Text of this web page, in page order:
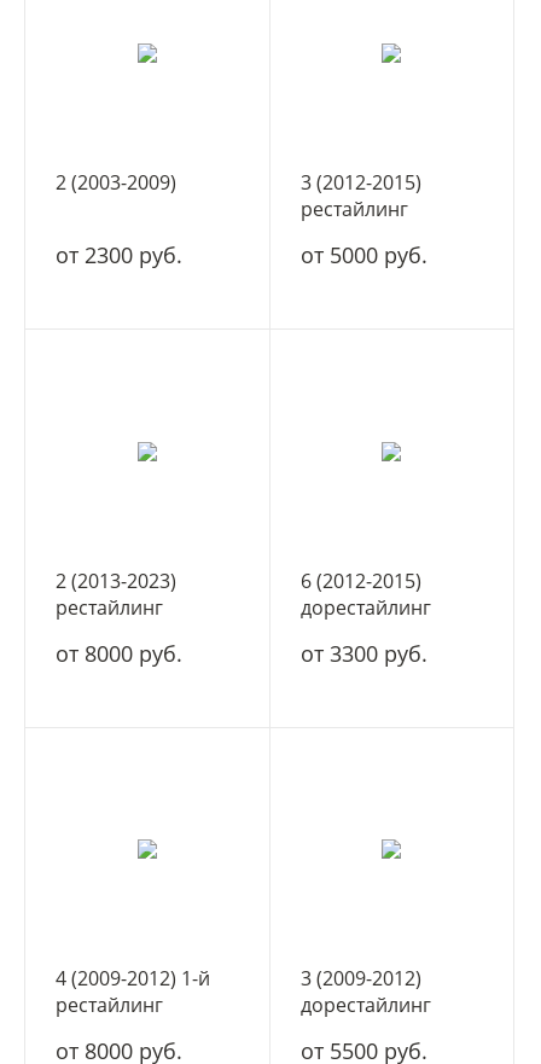
2 (2003-2009)
от 2300 руб.
3 (2012-2015)
рестайлинг
от 5000 руб.
2 (2013-2023)
рестайлинг
от 8000 руб.
6 (2012-2015)
дорестайлинг
от 3300 руб.
4 (2009-2012) 1-й
рестайлинг
от 8000 руб.
3 (2009-2012)
дорестайлинг
от 5500 руб.